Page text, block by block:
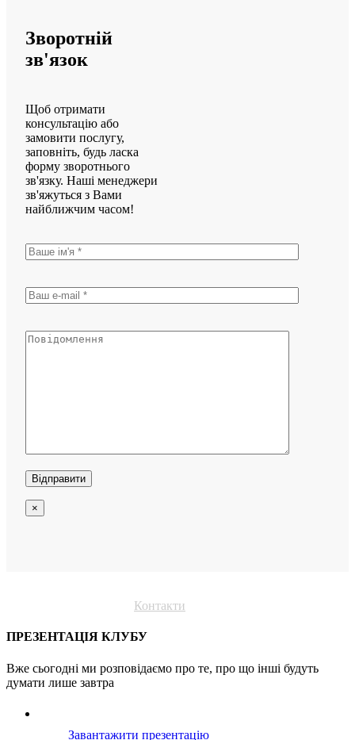
Зворотній
зв'язок
Щоб отримати
консультацію або
замовити послугу,
заповніть, будь ласка
форму зворотнього
зв'язку. Наші менеджери
зв'яжуться з Вами
найближчим часом!
×
Контакти
ПРЕЗЕНТАЦІЯ КЛУБУ
Вже сьогодні ми розповідаємо про те, про що інші будуть
думати лише завтра
Завантажити презентацію